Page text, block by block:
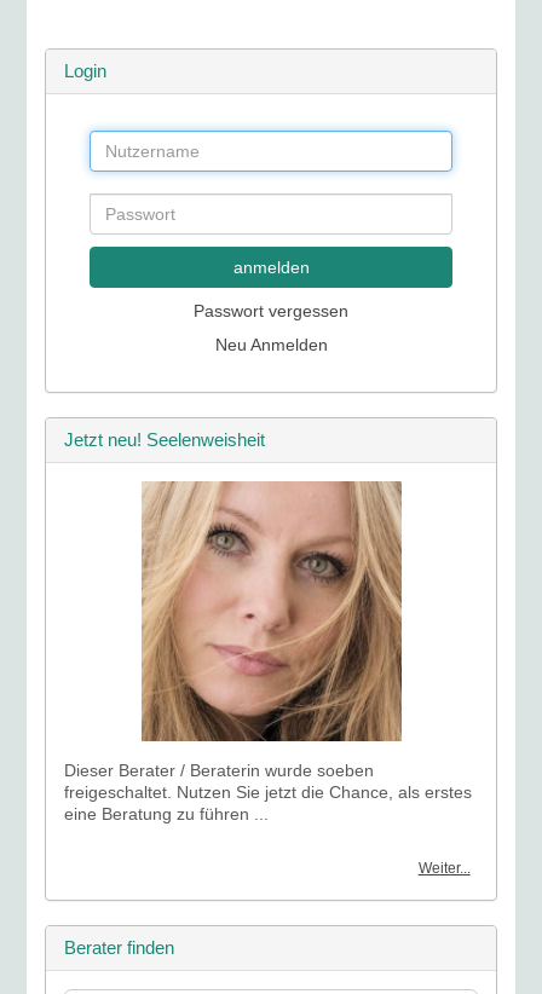
Login
anmelden
Passwort vergessen
Neu Anmelden
Jetzt neu! Seelenweisheit
Dieser Berater / Beraterin wurde soeben
freigeschaltet. Nutzen Sie jetzt die Chance, als erstes
eine Beratung zu führen ...
Weiter...
Berater finden